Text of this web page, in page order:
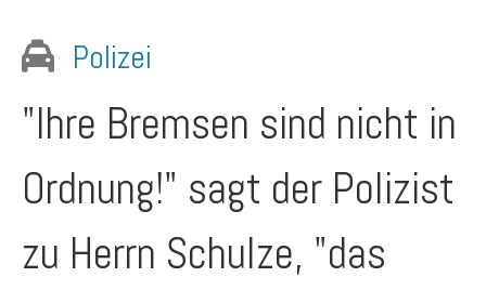
Polizei
"Ihre Bremsen sind nicht in
Ordnung!" sagt der Polizist
zu Herrn Schulze, "das